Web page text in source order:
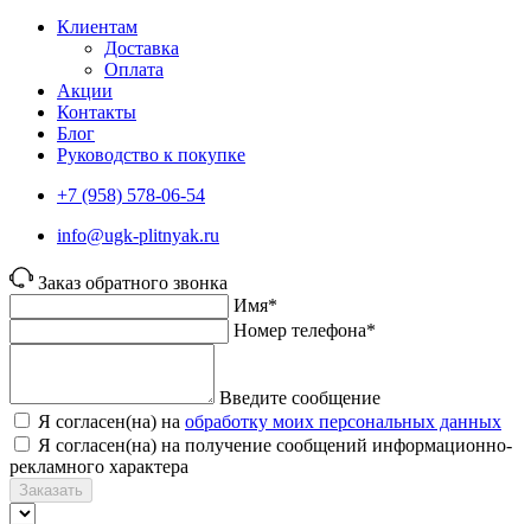
Клиентам
Доставка
Оплата
Акции
Контакты
Блог
Руководство к покупке
+7 (958) 578-06-54
info@ugk-plitnyak.ru
Заказ обратного звонка
Имя*
Номер телефона*
Введите сообщение
Я согласен(на) на обработку моих персональных данных
Я согласен(на) на получение сообщений информационно-
рекламного характера
Заказать